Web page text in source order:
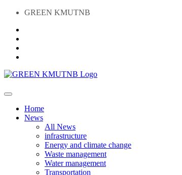
GREEN KMUTNB
Home
News
All News
infrastructure
Energy and climate change
Waste management
Water management
Transportation